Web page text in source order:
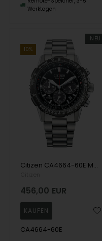
Werktagen
NEU
10%
Citizen CA4664-60E Mens Watch Promaster Navihawk Chronograph 40mm 20ATM Wristwatch
456,00 EUR
CA4664-60E